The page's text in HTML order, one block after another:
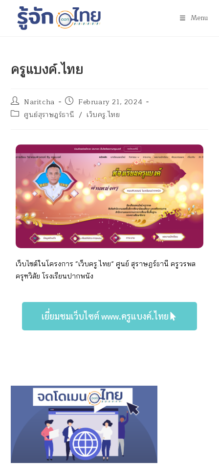
Menu
ครูแบงค์.ไทย
Naritcha
February 21, 2024
ศูนย์สุราษฎร์ธานี / เว็บครู.ไทย
เว็บไซต์ในโครงการ “เว็บครู.ไทย” ศูนย์ สุราษฎร์ธานี ครูวรพล
ครุฑวิสัยโรงเรียนปากพนัง
เยี่ยมชมเว็บไซต์ www.ครูแบงค์.ไทย